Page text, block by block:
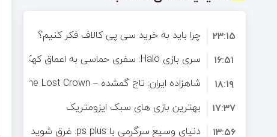
چرا باید به خرید سی پی کالاف فکر کنیم؟
۲۳:۱۵
سری بازی Halo: سفری حماسی به اعماق کهکشان
۱۶:۵۱
شاهزاده ایران: تاج گمشده – Prince of Persia: The Lost Crown
۱۸:۱۹
بهترین بازی های سبک ایزومتریک
۱۷:۳۷
دنیای وسیع سرگرمی با ps plus: غرق شوید در لیست گسترده بازی ها
۱۳:۵۶